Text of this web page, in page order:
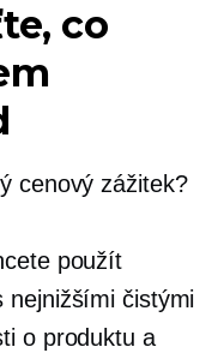
co
cenový zážitek?
použít
nejnižšími čistými
o produktu a